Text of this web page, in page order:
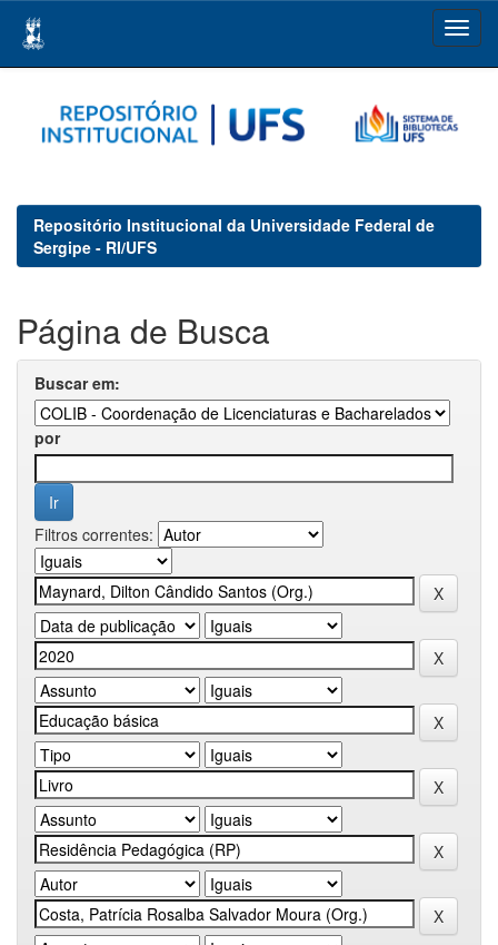
navigation
Repositório Institucional da Universidade Federal de
Sergipe - RI/UFS
Página de Busca
Buscar em:
por
Filtros correntes: